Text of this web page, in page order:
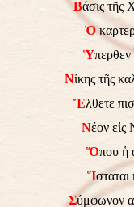
Βάσις τῆς
Ὁ
Ὑπερθεν
Νίκης τῆς
Ἔλθετε
Νέον
Ὅπου ἡ
Ἵ
Σύμφωνον